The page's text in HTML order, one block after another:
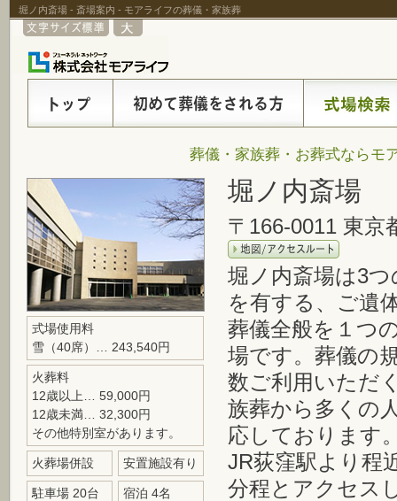
堀ノ内斎場 - 斎場案内 - モアライフの葬儀・家族葬
葬儀・家族葬・お葬式ならモ
式場使用料
雪（40席）… 243,540円
火葬料
12歳以上… 59,000円
12歳未満… 32,300円
その他特別室があります。
火葬場併設 安置施設有り
駐車場 20台 宿泊 4名
堀ノ内斎場
〒166-0011 東
堀ノ内斎場は3
を有する、ご遺
葬儀全般を１つ
場です。葬儀の
数ご利用いただ
族葬から多くの
応しております
JR荻窪駅より程
分程とアクセス